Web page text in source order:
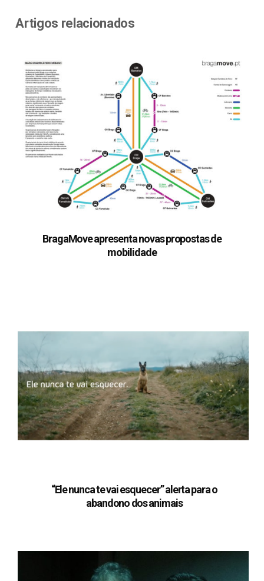
Artigos relacionados
BragaMove apresenta novas propostas de
mobilidade
“Ele nunca te vai esquecer” alerta para o
abandono dos animais